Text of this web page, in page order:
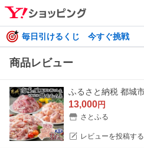
毎日引けるくじ 今すぐ挑戦
商品レビュー
13,000円
さとふる
レビューを投稿する